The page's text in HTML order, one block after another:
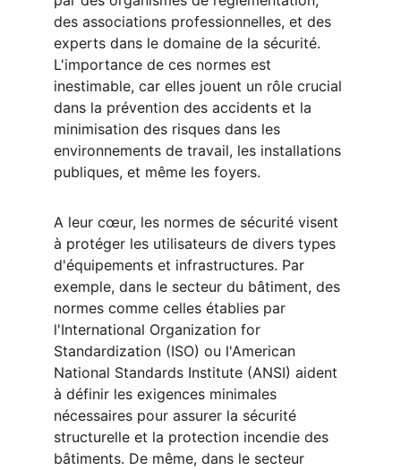
des associations professionnelles, et des
experts dans le domaine de la sécurité.
L'importance de ces normes est
inestimable, car elles jouent un rôle crucial
dans la prévention des accidents et la
minimisation des risques dans les
environnements de travail, les installations
publiques, et même les foyers.
A leur cœur, les normes de sécurité visent
à protéger les utilisateurs de divers types
d'équipements et infrastructures. Par
exemple, dans le secteur du bâtiment, des
normes comme celles établies par
l'International Organization for
Standardization (ISO) ou l'American
National Standards Institute (ANSI) aident
à définir les exigences minimales
nécessaires pour assurer la sécurité
structurelle et la protection incendie des
bâtiments. De même, dans le secteur